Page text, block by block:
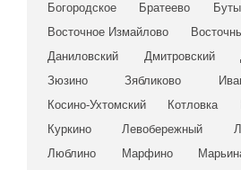
Богородское
Братеево
Восточное Измайлово
Даниловский
Дмитровский
Зюзино
Зябликово
Косино-Ухтомский
Котловка
Куркино
Левобережный
Люблино
Марфино